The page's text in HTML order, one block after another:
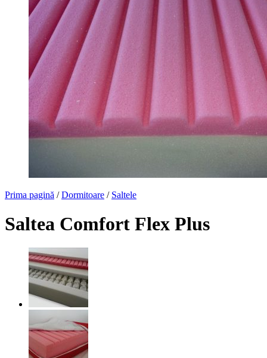
Prima pagină / Dormitoare / Saltele
Saltea Comfort Flex Plus